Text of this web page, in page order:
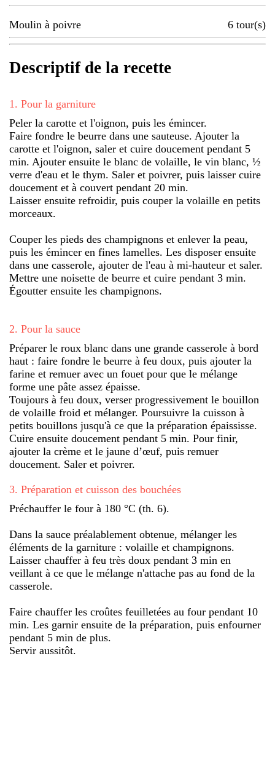
Moulin à poivre 6 tour(s)
Descriptif de la recette
1 . Pour la garniture
Peler la carotte et l'oignon, puis les émincer.
Faire fondre le beurre dans une sauteuse. Ajouter la
carotte et l'oignon, saler et cuire doucement pendant 5
min. Ajouter ensuite le blanc de volaille, le vin blanc, ½
verre d'eau et le thym. Saler et poivrer, puis laisser cuire
doucement et à couvert pendant 20 min.
Laisser ensuite refroidir, puis couper la volaille en petits
morceaux.
Couper les pieds des champignons et enlever la peau,
puis les émincer en fines lamelles. Les disposer ensuite
dans une casserole, ajouter de l'eau à mi-hauteur et saler.
Mettre une noisette de beurre et cuire pendant 3 min.
Égoutter ensuite les champignons.
2. Pour la sauce
Préparer le roux blanc dans une grande casserole à bord
haut : faire fondre le beurre à feu doux, puis ajouter la
farine et remuer avec un fouet pour que le mélange
forme une pâte assez épaisse.
Toujours à feu doux, verser progressivement le bouillon
de volaille froid et mélanger. Poursuivre la cuisson à
petits bouillons jusqu'à ce que la préparation épaississe.
Cuire ensuite doucement pendant 5 min. Pour finir,
ajouter la crème et le jaune d’œuf, puis remuer
doucement. Saler et poivrer.
3. Préparation et cuisson des bouchées
Préchauffer le four à 180 °C (th. 6).
Dans la sauce préalablement obtenue, mélanger les
éléments de la garniture : volaille et champignons.
Laisser chauffer à feu très doux pendant 3 min en
veillant à ce que le mélange n'attache pas au fond de la
casserole.
Faire chauffer les croûtes feuilletées au four pendant 10
min. Les garnir ensuite de la préparation, puis enfourner
pendant 5 min de plus.
Servir aussitôt.